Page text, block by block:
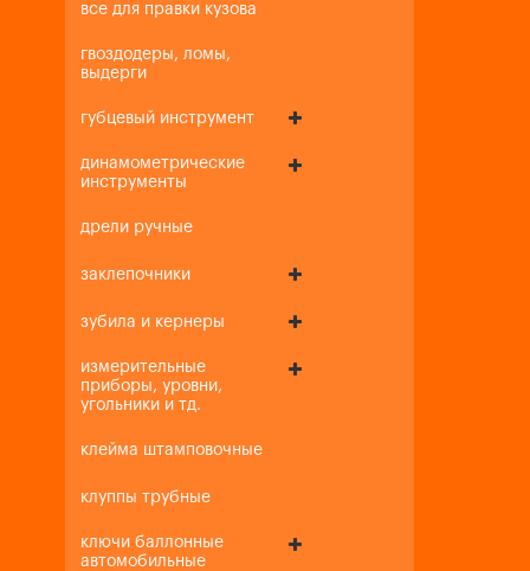
все для правки кузова
гвоздодеры, ломы,
выдерги
губцевый инструмент
динамометрические
инструменты
дрели ручные
заклепочники
зубила и кернеры
измерительные
приборы, уровни,
угольники и тд.
клейма штамповочные
клуппы трубные
ключи баллонные
автомобильные